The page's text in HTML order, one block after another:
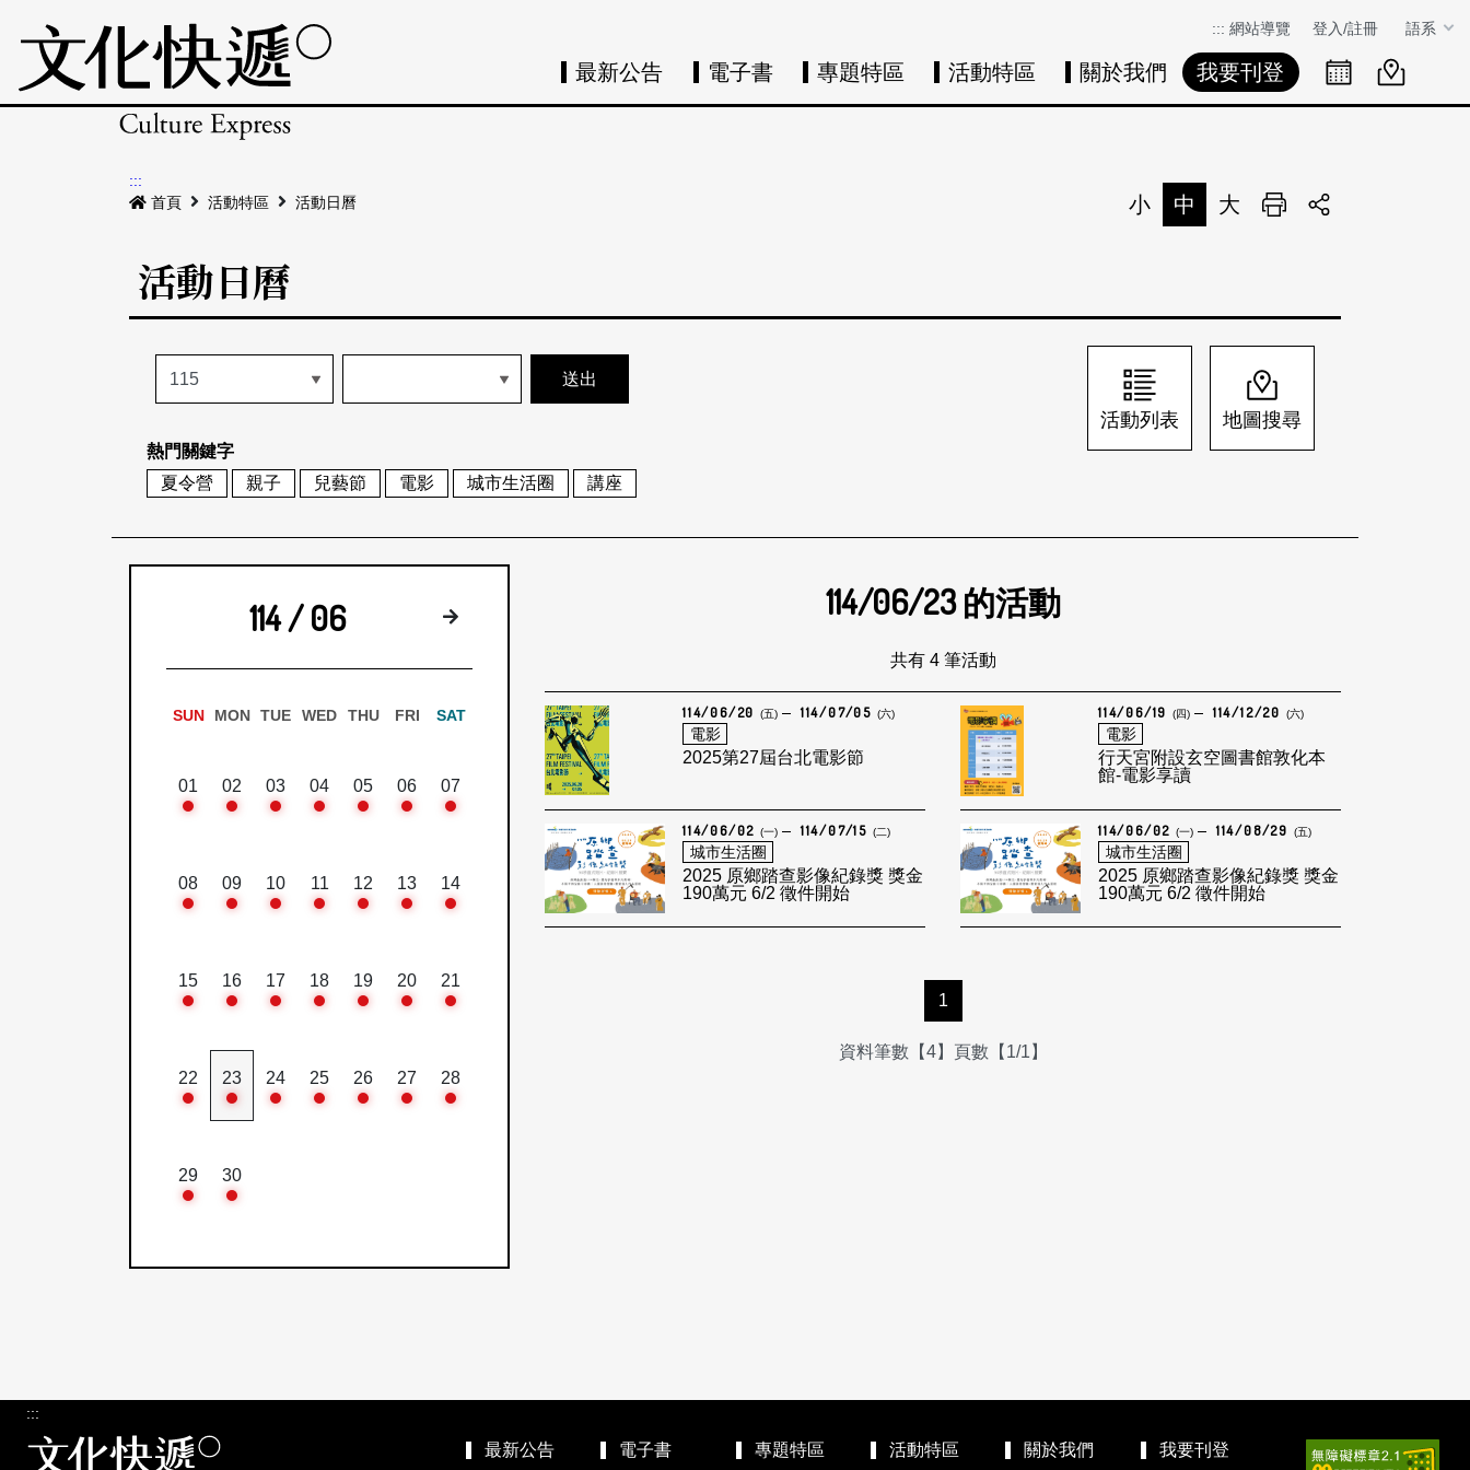
::: 網站導覽 登入/註冊 語系
最新公告 電子書 專題特區 活動特區 關於我們 我要刊登 活動日曆活動地圖
:::
首頁
活動特區 活動日曆 小 中 大 列印
活動日曆
熱門關鍵字
夏令營
親子 兒藝節 電影 城市生活圈 講座
活動列表 地圖搜尋
114 / 06 下個月
SUN MON TUE WED THU FRI SAT
01 02 03 04 05 06 07
08 09 10 11 12 13 14
15 16 17 18 19 20 21
22 23 24 25 26 27 28
29 30
114/06/23的活動
共有 4 筆活動
114/06/20 (五) 114/07/05 (六)
電影
2025第27屆台北電影節
114/06/19 (四) 114/12/20 (六)
電影
行天宮附設玄空圖書館敦化本
館-電影享讀
114/06/02 (一) 114/07/15 (二)
城市生活圈
2025 原鄉踏查影像紀錄獎 獎金
190萬元 6/2 徵件開始
114/06/02 (一) 114/08/29 (五)
城市生活圈
2025 原鄉踏查影像紀錄獎 獎金
190萬元 6/2 徵件開始
1
資料筆數【4】頁數【1/1】
:::
最新公告 電子書 專題特區 活動特區 關於我們 我要刊登